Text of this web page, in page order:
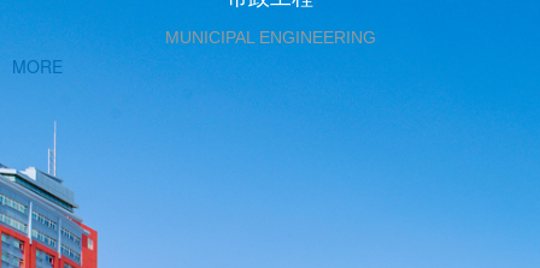
MUNICIPAL ENGINEERING
MORE